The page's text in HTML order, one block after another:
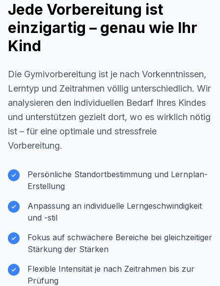
Jede Vorbereitung ist
einzigartig – genau wie Ihr
Kind
Die Gymivorbereitung ist je nach Vorkenntnissen,
Lerntyp und Zeitrahmen völlig unterschiedlich. Wir
analysieren den individuellen Bedarf Ihres Kindes
und unterstützen gezielt dort, wo es wirklich nötig
ist – für eine optimale und stressfreie
Vorbereitung.
Persönliche Standortbestimmung und Lernplan-
Erstellung
Anpassung an individuelle Lerngeschwindigkeit
und -stil
Fokus auf schwächere Bereiche bei gleichzeitiger
Stärkung der Stärken
Flexible Intensität je nach Zeitrahmen bis zur
Prüfung